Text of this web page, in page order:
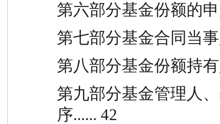
第六部分基金份额的
第七部分基金合同当
第八部分基金份额持
第九部分基金管理人
序...... 42